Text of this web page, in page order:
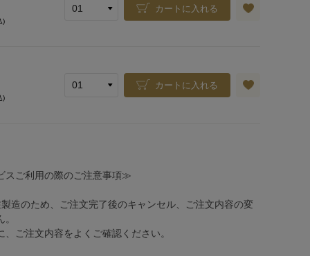
)
カートに入れる
)
カートに入れる
スご利用の際のご注意事項≫
造のため、ご注文完了後のキャンセル、ご注文内容の変
ご注文内容をよくご確認ください。